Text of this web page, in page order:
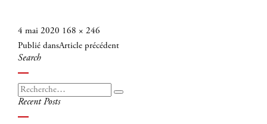
Publié
le
4 mai 2020 Taille
réelle
168 × 246
Navigation
de
l’article
Publié dansArticle précédent
Search
Recherche
pour
:
Recherche
Recent Posts